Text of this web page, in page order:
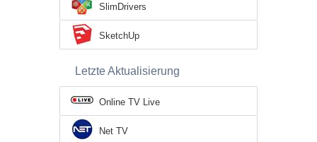
SlimDrivers
SketchUp
Letzte Aktualisierung
Online TV Live
Net TV